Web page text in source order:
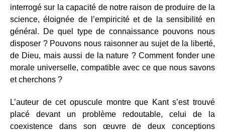
interrogé sur la capacité de notre raison de produire de la
science, éloignée de l’empiricité et de la sensibilité en
général. De quel type de connaissance pouvons nous
disposer ? Pouvons nous raisonner au sujet de la liberté,
de Dieu, mais aussi de la nature ? Comment fonder une
morale universelle, compatible avec ce que nous savons
et cherchons ?
L’auteur de cet opuscule montre que Kant s’est trouvé
placé devant un problème redoutable, celui de la
coexistence dans son œuvre de deux conceptions